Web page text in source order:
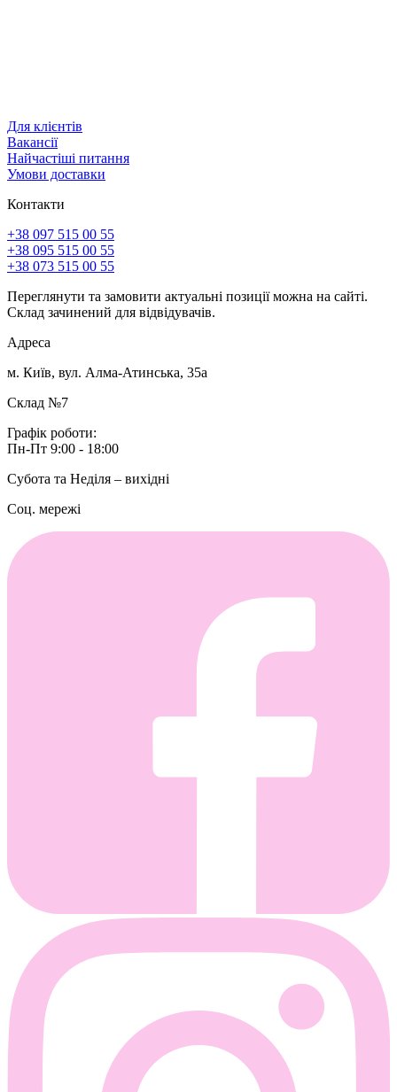
Для клієнтів
Вакансії
Найчастіші питання
Умови доставки
Контакти
+38 097 515 00 55
+38 095 515 00 55
+38 073 515 00 55
Переглянути та замовити актуальні позиції можна на сайті.
Склад зачинений для відвідувачів.
Адреса
м. Київ, вул. Алма-Атинська, 35а
Склад №7
Графік роботи:
Пн-Пт 9:00 - 18:00
Субота та Неділя – вихідні
Соц. мережі